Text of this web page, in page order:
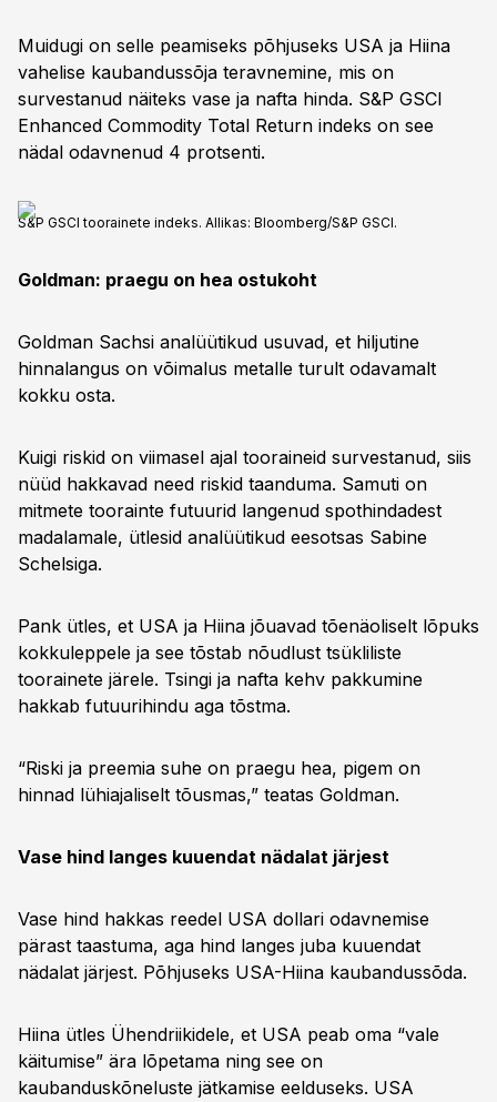
Muidugi on selle peamiseks põhjuseks USA ja Hiina
vahelise kaubandussõja teravnemine, mis on
survestanud näiteks vase ja nafta hinda. S&P GSCI
Enhanced Commodity Total Return indeks on see
nädal odavnenud 4 protsenti.
S&P GSCI toorainete indeks. Allikas: Bloomberg/S&P GSCI.
Goldman: praegu on hea ostukoht
Goldman Sachsi analüütikud usuvad, et hiljutine
hinnalangus on võimalus metalle turult odavamalt
kokku osta.
Kuigi riskid on viimasel ajal tooraineid survestanud, siis
nüüd hakkavad need riskid taanduma. Samuti on
mitmete toorainte futuurid langenud spothindadest
madalamale, ütlesid analüütikud eesotsas Sabine
Schelsiga.
Pank ütles, et USA ja Hiina jõuavad tõenäoliselt lõpuks
kokkuleppele ja see tõstab nõudlust tsükliliste
toorainete järele. Tsingi ja nafta kehv pakkumine
hakkab futuurihindu aga tõstma.
“Riski ja preemia suhe on praegu hea, pigem on
hinnad lühiajaliselt tõusmas,” teatas Goldman.
Vase hind langes kuuendat nädalat järjest
Vase hind hakkas reedel USA dollari odavnemise
pärast taastuma, aga hind langes juba kuuendat
nädalat järjest. Põhjuseks USA-Hiina kaubandussõda.
Hiina ütles Ühendriikidele, et USA peab oma “vale
käitumise” ära lõpetama ning see on
kaubanduskõneluste jätkamise eelduseks. USA